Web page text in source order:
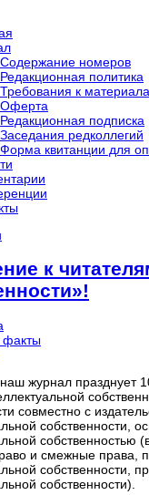
Содержание номеров
Редакционная политика
Требования к
Оферта
Редакционная подписка
Заседания редколлегий
Форма квитанции для
к
факты
наш журнал
совместно с
собственности,
собственностью
и смежные права,
собственности,
собственности).